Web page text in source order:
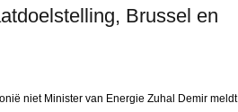
Brussel en
niet Minister van Energie Zuhal Demir meldt